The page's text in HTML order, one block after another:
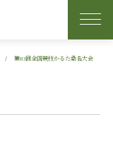
第83回全国競技かるた桑名大会